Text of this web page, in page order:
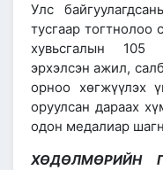
Улс
тусгаар тогтнолоо
хувьсгалын 105
эрхэлсэн ажил,
орноо хөгжүүлэх
оруулсан дараах
одон медалиар
ХӨДӨЛМӨРИЙН